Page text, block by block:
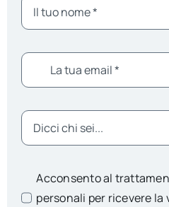
Acconsento al
personali per ricevere